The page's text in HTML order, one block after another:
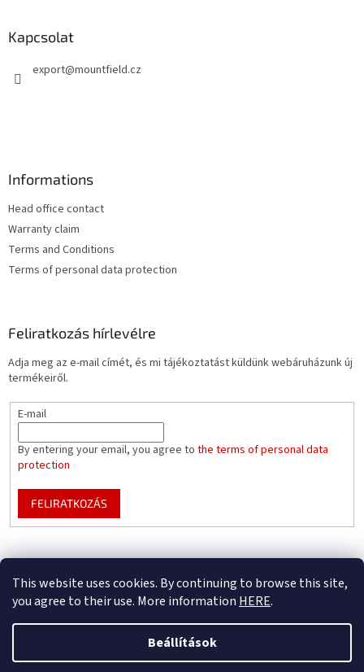
This website uses cookies. By continuing to browse this site,
you agree to their use. More information HERE.
Beállítások
Kapcsolat
export@mountfield.cz
Informations
Head office contact
Warranty claim
Terms and Conditions
Terms of personal data protection
Feliratkozás hírlevélre
Adja meg az e-mail címét, és mi tájékoztatást küldünk webáruházunk új
termékeiről.
E-mail
By entering your email, you agree to the terms of personal data
protection
FELIRATKOZÁS
Shoptet készítette